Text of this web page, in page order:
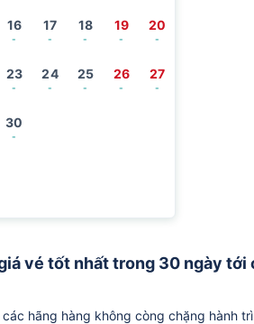
16
-
17
-
18
-
19
-
20
-
23
-
24
-
25
-
26
-
27
-
30
-
vé tốt nhất trong 30 ngày tới
hãng hàng không còng chặng hành